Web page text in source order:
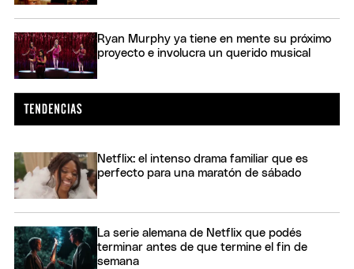
Ryan Murphy ya tiene en mente su próximo
proyecto e involucra un querido musical
Netflix: el intenso drama familiar que es
perfecto para una maratón de sábado
La serie alemana de Netflix que podés
terminar antes de que termine el fin de
semana